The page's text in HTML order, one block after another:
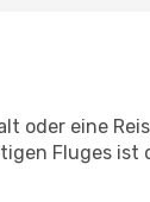
oder eine
Fluges ist